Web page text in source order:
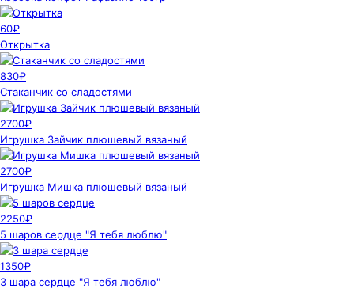
60₽
Открытка
830₽
Стаканчик со сладостями
2700₽
Игрушка Зайчик плюшевый вязаный
2700₽
Игрушка Мишка плюшевый вязаный
2250₽
5 шаров сердце "Я тебя люблю"
1350₽
3 шара сердце "Я тебя люблю"